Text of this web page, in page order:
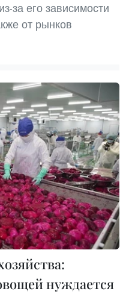
за его зависимости
от рынков
нуждается